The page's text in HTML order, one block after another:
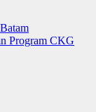
Program CKG